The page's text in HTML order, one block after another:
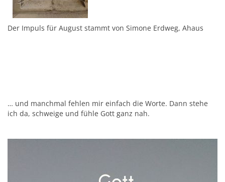
Der Impuls für August stammt von Simone Erdweg, Ahaus
… und manchmal fehlen mir einfach die Worte. Dann stehe
ich da, schweige und fühle Gott ganz nah.